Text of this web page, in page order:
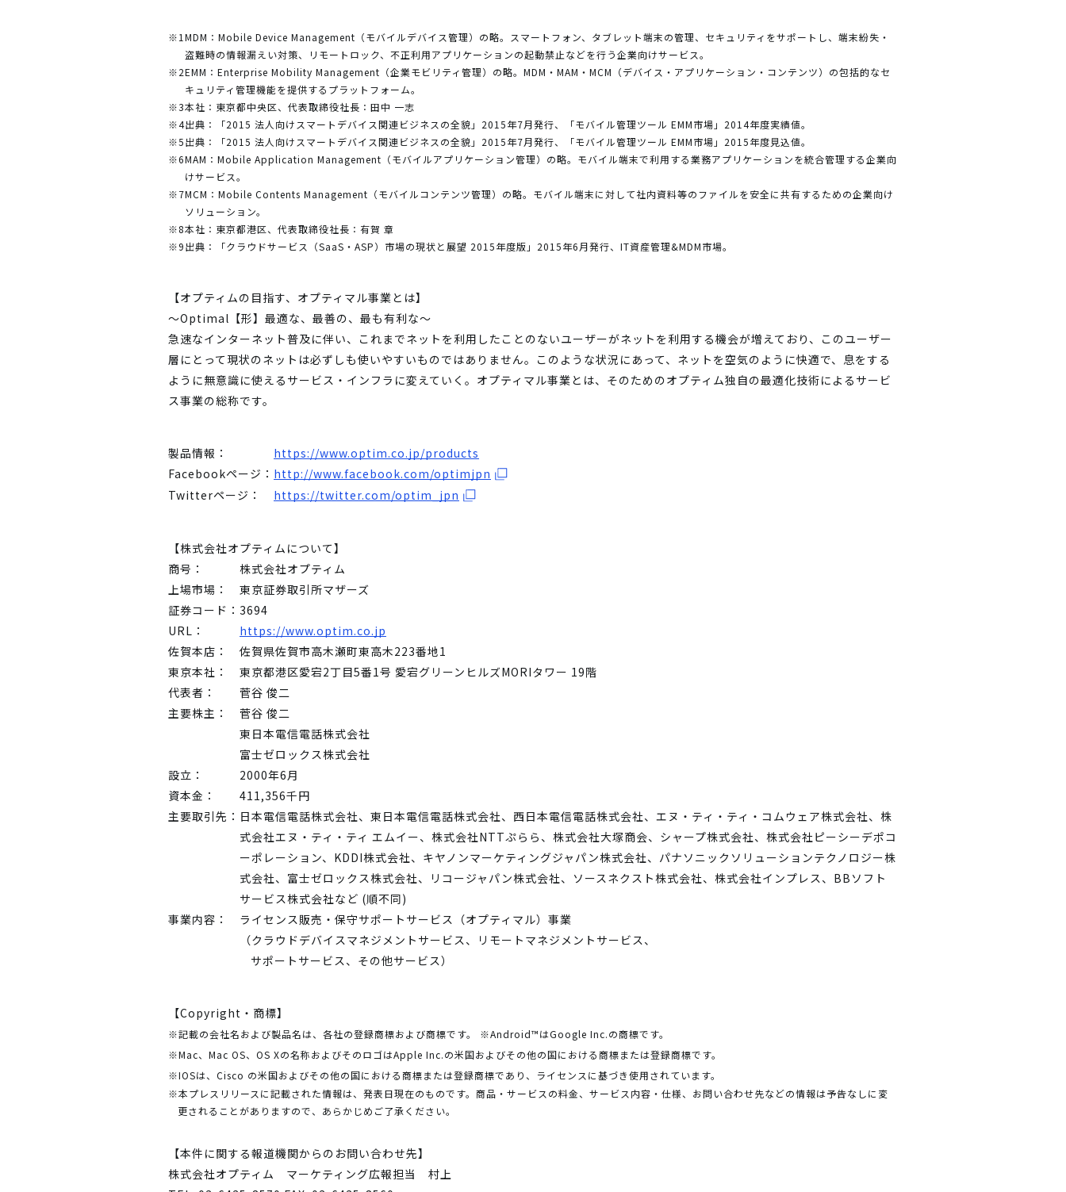
※1 MDM：Mobile Device Management（モバイルデバイス管理）の略。スマートフォン、タブレット端末の管理、セキュリティをサポートし、端末紛失・
盗難時の情報漏えい対策、リモートロック、不正利用アプリケーションの起動禁止などを行う企業向けサービス。
※2EMM：Enterprise Mobility Management（企業モビリティ管理）の略。MDM・MAM・MCM（デバイス・アプリケーション・コンテンツ）の包括的なセ
キュリティ管理機能を提供するプラットフォーム。
※3本社：東京都中央区、代表取締役社長：田中 一志
※4出典：「2015 法人向けスマートデバイス関連ビジネスの全貌」2015年7月発行、「モバイル管理ツール EMM市場」2014年度実績値。
※5出典：「2015 法人向けスマートデバイス関連ビジネスの全貌」2015年7月発行、「モバイル管理ツール EMM市場」2015年度見込値。
※6MAM：Mobile Application Management（モバイルアプリケーション管理）の略。モバイル端末で利用する業務アプリケーションを統合管理する企業向
けサービス。
※7MCM：Mobile Contents Management（モバイルコンテンツ管理）の略。モバイル端末に対して社内資料等のファイルを安全に共有するための企業向け
ソリューション。
※8本社：東京都港区、代表取締役社長：有賀 章
※9出典：「クラウドサービス（SaaS・ASP）市場の現状と展望 2015年度版」2015年6月発行、IT資産管理&MDM市場。
【オプティムの目指す、オプティマル事業とは】
～Optimal【形】最適な、最善の、最も有利な～
急速なインターネット普及に伴い、これまでネットを利用したことのないユーザーがネットを利用する機会が増えており、このユーザー
層にとって現状のネットは必ずしも使いやすいものではありません。このような状況にあって、ネットを空気のように快適で、息をする
ように無意識に使えるサービス・インフラに変えていく。オプティマル事業とは、そのためのオプティム独自の最適化技術によるサービ
ス事業の総称です。
製品情報：
https://www.optim.co.jp/products
Facebookページ： http://www.facebook.com/optimjpn
Twitterページ：
https://twitter.com/optim_jpn
【株式会社オプティムについて】
商号：
株式会社オプティム
上場市場：
東京証券取引所マザーズ
証券コード： 3694
URL：
https://www.optim.co.jp
佐賀本店：
佐賀県佐賀市高木瀬町東高木223番地1
東京本社：
東京都港区愛宕2丁目5番1号 愛宕グリーンヒルズMORIタワー 19階
代表者：
菅谷 俊二
主要株主：
菅谷 俊二
東日本電信電話株式会社
富士ゼロックス株式会社
設立：
2000年6月
資本金：
411,356千円
主要取引先： 日本電信電話株式会社、東日本電信電話株式会社、西日本電信電話株式会社、エヌ・ティ・ティ・コムウェア株式会社、株
式会社エヌ・ティ・ティ エムイー、株式会社NTTぷらら、株式会社大塚商会、シャープ株式会社、株式会社ピーシーデポコ
ーポレーション、KDDI株式会社、キヤノンマーケティングジャパン株式会社、パナソニックソリューションテクノロジー株
式会社、富士ゼロックス株式会社、リコージャパン株式会社、ソースネクスト株式会社、株式会社インプレス、BBソフト
サービス株式会社など (順不同)
事業内容：
ライセンス販売・保守サポートサービス（オプティマル）事業
（クラウドデバイスマネジメントサービス、リモートマネジメントサービス、
サポートサービス、その他サービス）
【Copyright・商標】
※記載の会社名および製品名は、各社の登録商標および商標です。
※Android™はGoogle Inc.の商標です。
※Mac、Mac OS、OS Xの名称およびそのロゴはApple Inc.の米国およびその他の国における商標または登録商標です。
※IOSは、Cisco の米国およびその他の国における商標または登録商標であり、ライセンスに基づき使用されています。
※本プレスリリースに記載された情報は、発表日現在のものです。商品・サービスの料金、サービス内容・仕様、お問い合わせ先などの情報は予告なしに変
更されることがありますので、あらかじめご了承ください。
【本件に関する報道機関からのお問い合わせ先】
株式会社オプティム マーケティング広報担当 村上